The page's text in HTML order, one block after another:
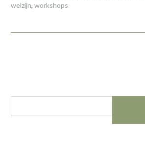
welzijn, workshops